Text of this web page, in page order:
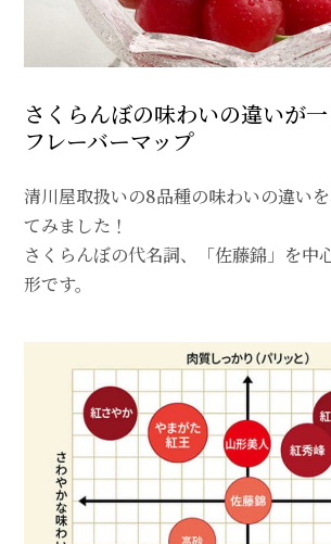
さくらんぼの味わいの違いが一
フレーバーマップ
清川屋取扱いの8品種の味わいの違い
てみました！
さくらんぼの代名詞、「佐藤錦」を中
形です。